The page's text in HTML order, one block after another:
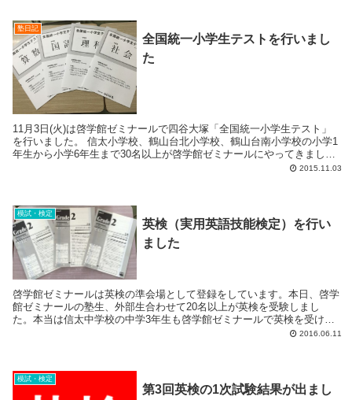
塾日記
全国統一小学生テストを行いまし
た
11月3日(火)は啓学館ゼミナールで四谷大塚「全国統一小学生テスト」
を行いました。 信太小学校、鶴山台北小学校、鶴山台南小学校の小学1
年生から小学6年生まで30名以上が啓学館ゼミナールにやってきまし
2015.11.03
模試・検定
英検（実用英語技能検定）を行い
ました
啓学館ゼミナールは英検の準会場として登録をしています。本日、啓学
館ゼミナールの塾生、外部生合わせて20名以上が英検を受験しまし
た。本当は信太中学校の中学3年生も啓学館ゼミナールで英検を受ける
2016.06.11
模試・検定
第3回英検の1次試験結果が出まし